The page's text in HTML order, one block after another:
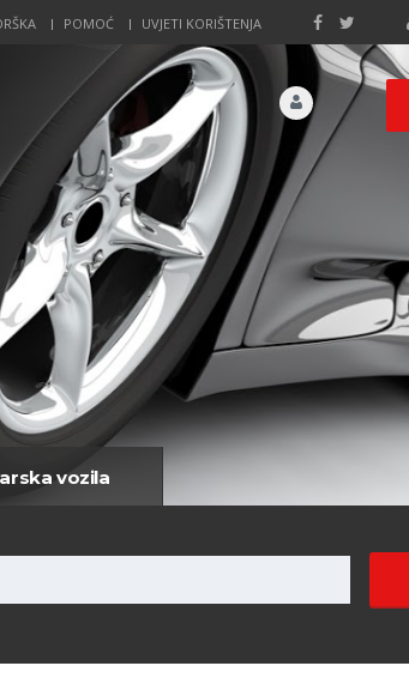
POMOĆ UVJETI KORIŠTENJA
vozila